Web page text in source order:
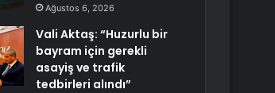
Ağustos 6, 2026
Vali Aktaş: “Huzurlu bir
bayram için gerekli
asayiş ve trafik
tedbirleri alındı”